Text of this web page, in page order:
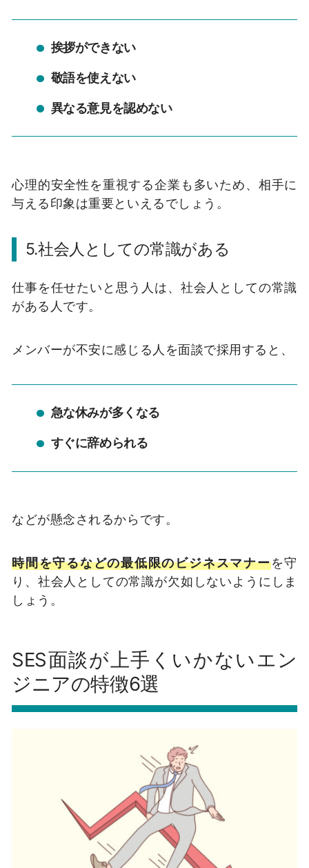
挨拶ができない
敬語を使えない
異なる意見を認めない
心理的安全性を重視する企業も多いため、相手に
与える印象は重要といえるでしょう。
5.社会人としての常識がある
仕事を任せたいと思う人は、社会人としての常識
がある人です。
メンバーが不安に感じる人を面談で採用すると、
急な休みが多くなる
すぐに辞められる
などが懸念されるからです。
時間を守るなどの最低限のビジネスマナーを守
り、社会人としての常識が欠如しないようにしま
しょう。
SES面談が上手くいかないエン
ジニアの特徴6選